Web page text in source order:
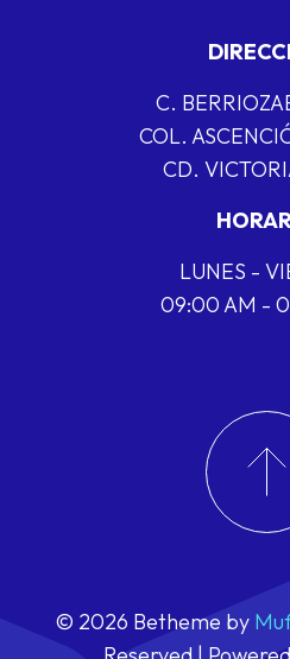
C.
COL.
CD.
LUNES -
09:00 AM -
© 2026 Betheme by